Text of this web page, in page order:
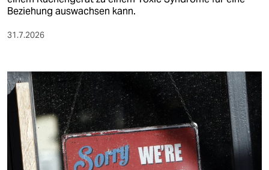
shop
fragen & hilfe
abo
genossenschaft
epaper login
Beziehung auswachsen kann.
31.7.2026